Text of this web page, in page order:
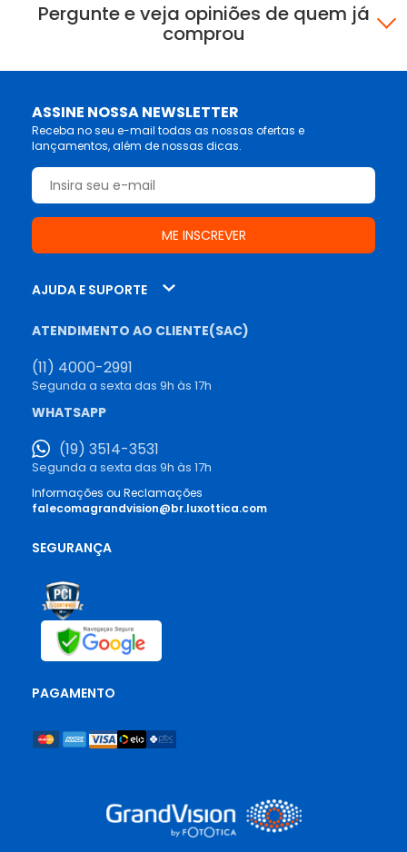
Pergunte e veja opiniões de quem já
comprou
ASSINE NOSSA NEWSLETTER
Receba no seu e-mail todas as nossas ofertas e
lançamentos, além de nossas dicas.
AJUDA E SUPORTE
ATENDIMENTO AO CLIENTE(SAC)
(11) 4000-2991
Segunda a sexta das 9h às 17h
WHATSAPP
(19) 3514-3531
Segunda a sexta das 9h às 17h
Informações ou Reclamações
falecomagrandvision@br.luxottica.com
SEGURANÇA
PAGAMENTO